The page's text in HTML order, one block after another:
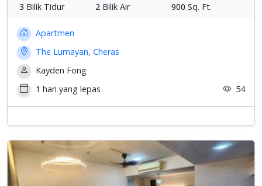
3 Bilik Tidur 2 Bilik Air 900 Sq. Ft.
Apartmen
The Lumayan, Cheras
Kayden Fong
1 hari yang lepas
54